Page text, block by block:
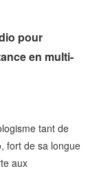
pour
en multi-
tant de
fort de sa longue
aux